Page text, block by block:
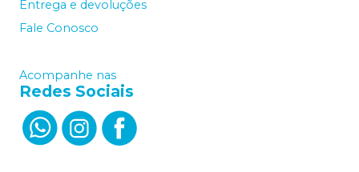
Entrega e devoluções
Fale Conosco
Acompanhe nas
Redes Sociais